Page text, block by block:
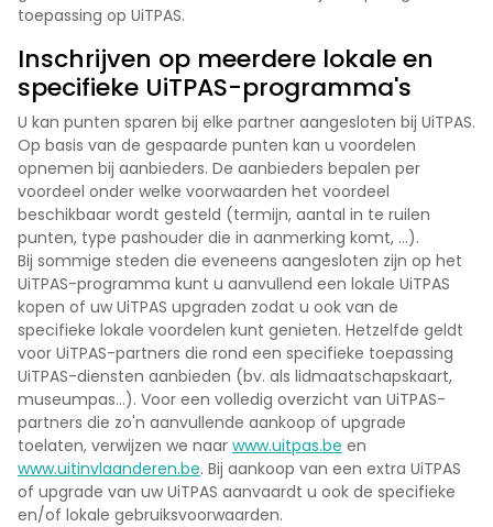
toepassing op UiTPAS.
Inschrijven op meerdere lokale en
specifieke UiTPAS-programma's
U kan punten sparen bij elke partner aangesloten bij UiTPAS.
Op basis van de gespaarde punten kan u voordelen
opnemen bij aanbieders. De aanbieders bepalen per
voordeel onder welke voorwaarden het voordeel
beschikbaar wordt gesteld (termijn, aantal in te ruilen
punten, type pashouder die in aanmerking komt, …).
Bij sommige steden die eveneens aangesloten zijn op het
UiTPAS-programma kunt u aanvullend een lokale UiTPAS
kopen of uw UiTPAS upgraden zodat u ook van de
specifieke lokale voordelen kunt genieten. Hetzelfde geldt
voor UiTPAS-partners die rond een specifieke toepassing
UiTPAS-diensten aanbieden (bv. als lidmaatschapskaart,
museumpas…). Voor een volledig overzicht van UiTPAS-
partners die zo'n aanvullende aankoop of upgrade
toelaten, verwijzen we naar www.uitpas.be en
www.uitinvlaanderen.be. Bij aankoop van een extra UiTPAS
of upgrade van uw UiTPAS aanvaardt u ook de specifieke
en/of lokale gebruiksvoorwaarden.